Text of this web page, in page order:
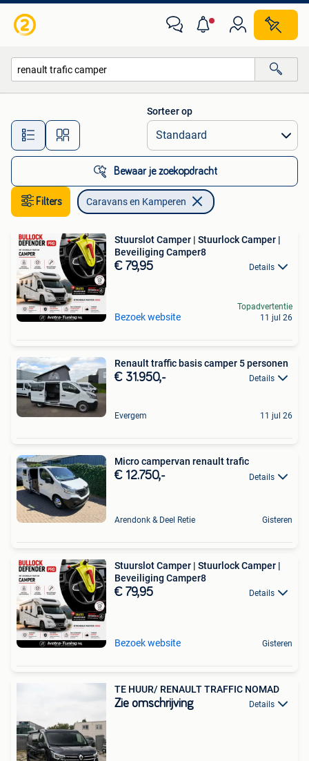
Alle afstanden…
Sorteer op
Bewaar je zoekopdracht
Filters Caravans en Kamperen
Stuurslot Camper | Stuurlock Camper |
Beveiliging Camper8
€ 79,95 Details
Bezoek website
Topadvertentie
11 jul 26
Renault traffic basis camper 5 personen
€ 31.950,- Details
Evergem 11 jul 26
Micro campervan renault trafic
€ 12.750,- Details
Arendonk & Deel Retie Gisteren
Stuurslot Camper | Stuurlock Camper |
Beveiliging Camper8
€ 79,95 Details
Bezoek website Gisteren
TE HUUR/ RENAULT TRAFFIC NOMAD
Zie omschrijving Details